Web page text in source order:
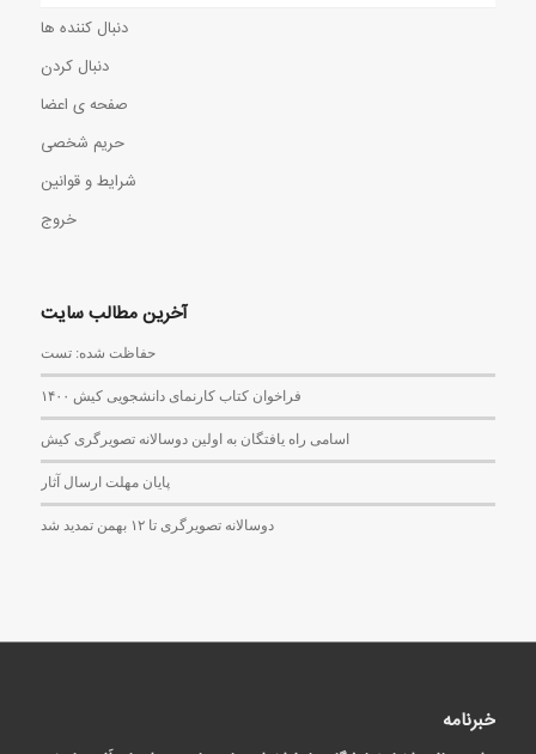
دنبال کننده ها
دنبال کردن
صفحه ی اعضا
حریم شخصی
شرایط و قوانین
خروج
آخرین مطالب سایت
حفاظت شده: تست
فراخوان کتاب کارنمای دانشجویی کیش ۱۴۰۰
اسامی راه یافتگان به اولین دوسالانه تصویرگری کیش
پایان مهلت ارسال آثار
دوسالانه تصویرگری تا ۱۲ بهمن تمدید شد
خبرنامه